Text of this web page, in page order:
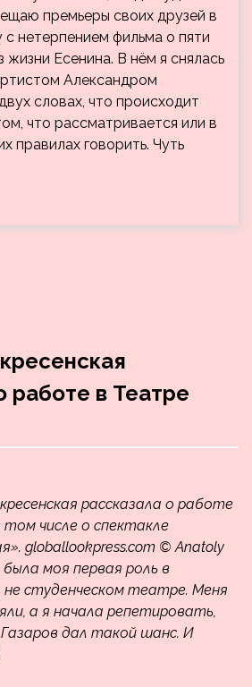
премьеры своих друзей в
нетерпением фильма о пяти
жизни Есенина. В нём я снялась
Александром
словах, что происходит
что рассматривается или в
правилах говорить. Чуть
работе в Театре
рассказала о работе
числе о спектакле
globallookpress.com © Anatoly
моя первая роль в
не студенческом театре. Меня
а я начала репетировать,
дал такой шанс. И